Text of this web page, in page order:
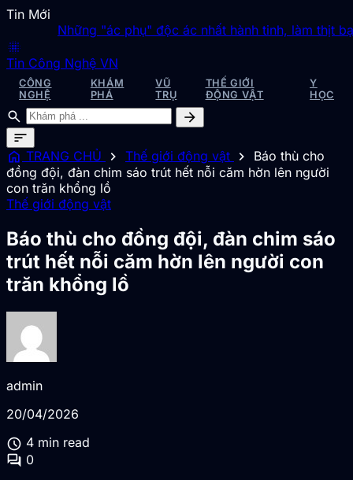
Tin Mới
Những "ác phụ" độc ác nhất hành tinh, làm thịt bạn
blur_on
Tin Công Nghệ VN
CÔNG
NGHỆ
KHÁM
PHÁ
VŨ
TRỤ
THẾ GIỚI
ĐỘNG VẬT
Y
HỌC
search
arrow_forward
sort
home TRANG CHỦ chevron_right Thế giới động vật chevron_right
Báo thù cho
đồng đội, đàn chim sáo trút hết nỗi căm hờn lên người
con trăn khổng lồ
Thế giới động vật
Báo thù cho đồng đội, đàn chim sáo
trút hết nỗi căm hờn lên người con
trăn khổng lồ
admin
20/04/2026
schedule 4 min read
forum 0